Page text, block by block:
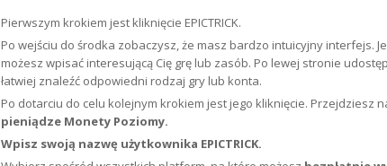
Pierwszym krokiem jest kliknięcie EPICTRICK.
Po wejściu do środka zobaczysz, że masz bardzo intuicyjny interfejs.
możesz wpisać interesującą Cię grę lub zasób. Po lewej stronie
łatwiej znaleźć odpowiedni rodzaj gry lub konta.
Po dotarciu do celu kolejnym krokiem jest jego kliknięcie. Przejdziesz
pieniądze Monety Poziomy.
Wpisz swoją nazwę użytkownika EPICTRICK.